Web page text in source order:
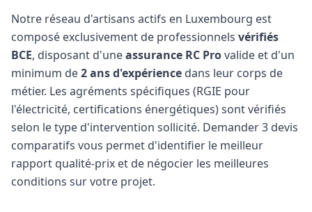
Notre réseau d'artisans actifs en Luxembourg est
composé exclusivement de professionnels vérifiés
BCE, disposant d'uneassurance RC Provalide et d'un
minimum de2 ans d'expérience dans leur corps de
métier. Les agréments spécifiques (RGIE pour
l'électricité, certifications énergétiques) sont vérifiés
selon le type d'intervention sollicité. Demander 3 devis
comparatifs vous permet d'identifier le meilleur
rapport qualité-prix et de négocier les meilleures
conditions sur votre projet.